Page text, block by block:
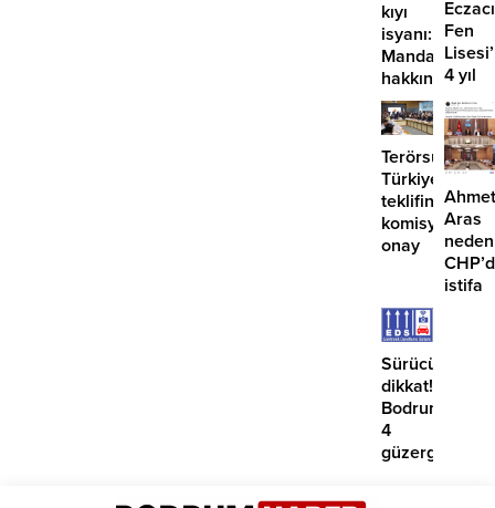
kıyı
isyanı:
Mandalinci
hakkında
suç
duyurusu
Fen
4 yıl
geçti,
hâlâ
proje
Terörsüz
Türkiye
teklifine
komisyondan
onay
Ahmet
Aras
neden
istifa
Sürücüler
dikkat!
Bodrum’da
4
güzergahta